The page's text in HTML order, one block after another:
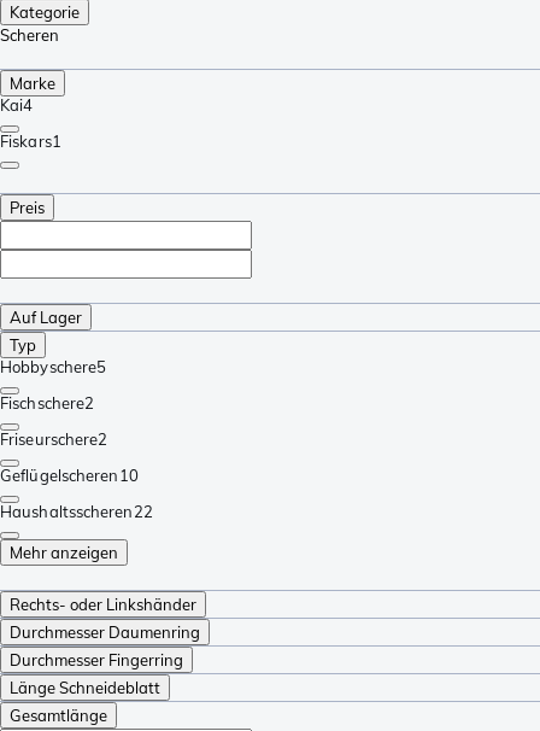
Kategorie
Scheren
Marke
Kai4
Fiskars1
Preis
Auf Lager
Typ
Hobbyschere5
Fischschere2
Friseurschere2
Geflügelscheren10
Haushaltsscheren22
Mehr anzeigen
Rechts- oder Linkshänder
Durchmesser Daumenring
Durchmesser Fingerring
Länge Schneideblatt
Gesamtlänge